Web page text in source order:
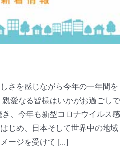
さを感じながら今年の一年間を
愛なる皆様はいかがお過ごしで
き、今年も新型コロナウイルス感
じめ、日本そして世界中の地域
ージを受けて [...]